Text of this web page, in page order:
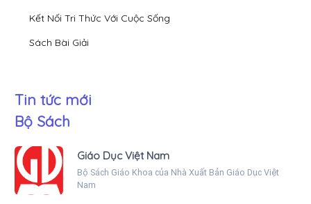
Kết Nối Tri Thức Với Cuộc Sống
Sách Bài Giải
Tin tức mới
Bộ Sách
Giáo Dục Việt Nam
Bộ Sách Giáo Khoa của Nhà Xuất Bản Giáo Dục Việt
Nam